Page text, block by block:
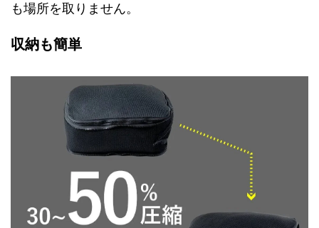
も場所を取りません。
収納も簡単